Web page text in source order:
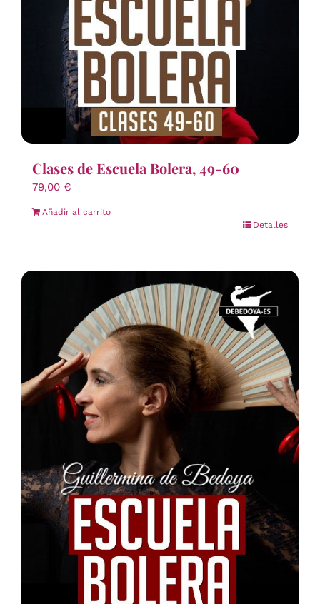
Clases de Escuela Bolera, 49-60
79,00 €
Añadir al carrito
Detalles